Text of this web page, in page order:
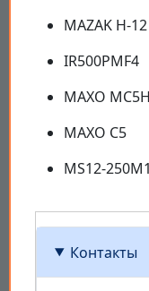
MAZAK H-12
IR500PMF4
МАХО
МАХО C5
MS12-
Контакты